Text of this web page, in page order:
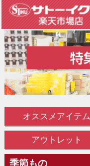
オススメアイテム
アウトレット
季節もの